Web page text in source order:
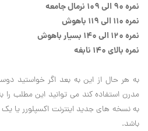
نمره ۹۰ الی ۱۰۹ نرمال جامعه ‏
نمره ۱۱۰ الی ۱۱۹ باهوش ‏
نمره ۱۲۰ الی ۱۴۰ بسیار باهوش ‏
نمره بالای ۱۴۰ نابغه ‏
به هر حال از این به بعد اگر خواستید
مدرن استفاده کند می توانید این مطلب را
به نسخه های جدید اینترنت اکسپلورر یا یک
باشد. ‏